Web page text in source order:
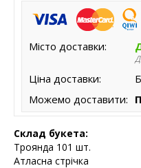
Місто доставки:
Ціна доставки:
Можемо доставити:
Склад букета:
Троянда 101 шт.
Атласна стрічка